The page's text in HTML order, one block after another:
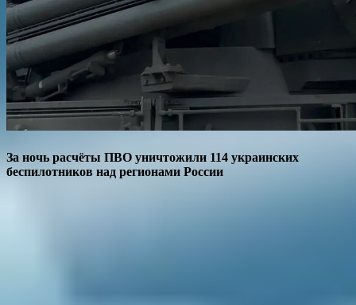
За ночь расчёты ПВО уничтожили 114 украинских
беспилотников над регионами России